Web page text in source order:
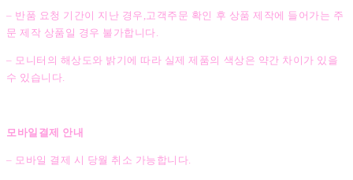
– 반품 요청 기간이 지난 경우,고객주문 확인 후 상품 제작에 들어가는 주
문 제작 상품일 경우 불가합니다.
– 모니터의 해상도와 밝기에 따라 실제 제품의 색상은 약간 차이가 있을
수 있습니다.
모바일결제 안내
– 모바일 결제 시 당월 취소 가능합니다.